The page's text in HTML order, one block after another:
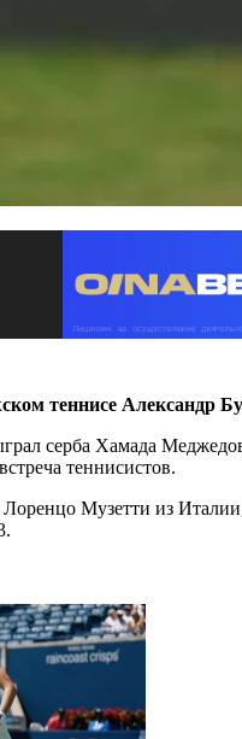
теннисе
серба Хамада
теннисистов.
Музетти из